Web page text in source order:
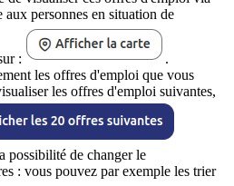
personnes en situation de
:
.
les offres d'emploi que vous
les offres d'emploi suivantes,
possibilité de changer le
: vous pouvez par exemple les trier